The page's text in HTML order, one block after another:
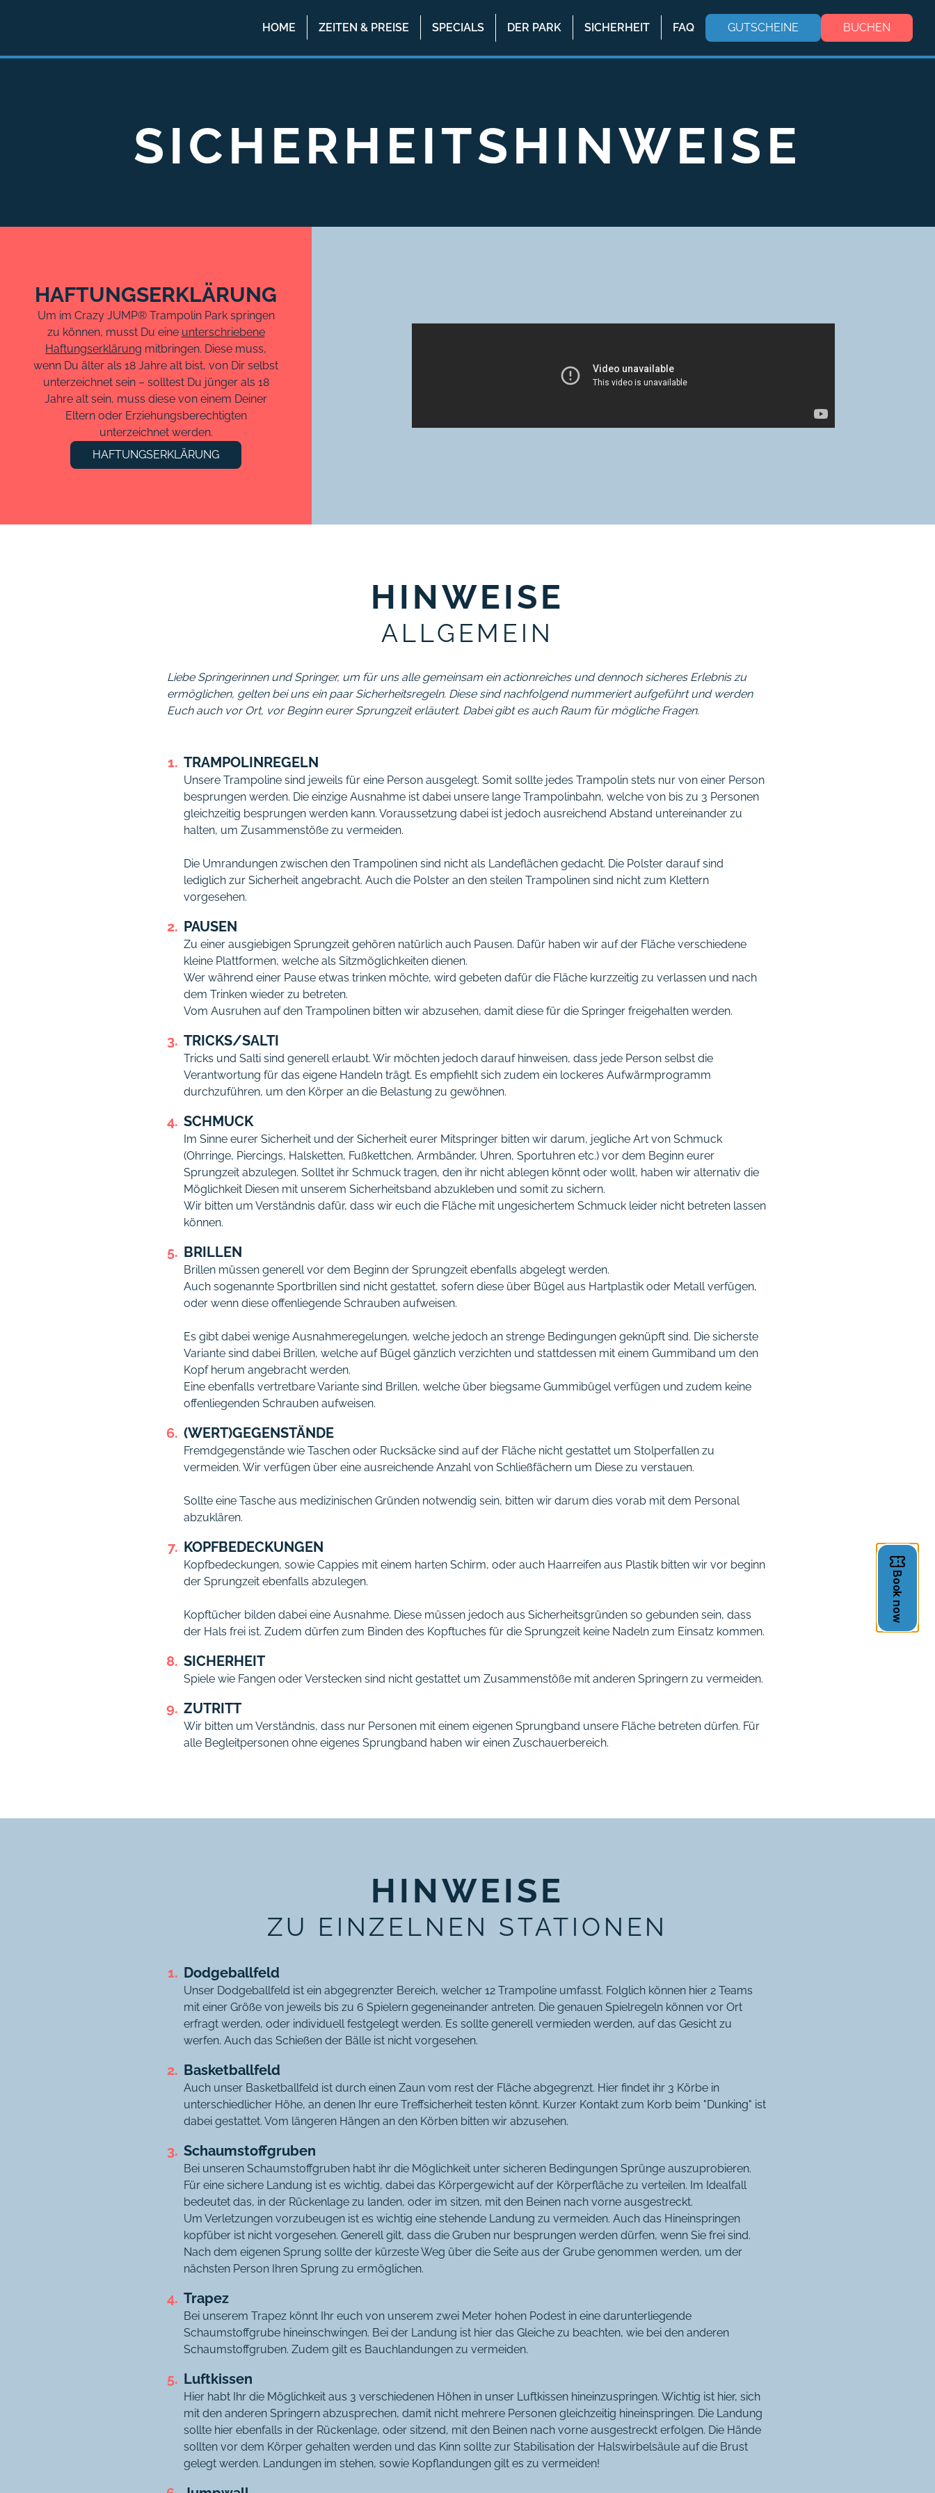
HOME ZEITEN & PREISE SPECIALS DER PARK SICHERHEIT FAQ GUTSCHEINE BUCHEN
SICHERHEITSHINWEISE
HAFTUNGSERKLÄRUNG
Um im Crazy JUMP® Trampolin Park springen
zu können, musst Du eine unterschriebene
Haftungserklärung mitbringen. Diese muss,
wenn Du älter als 18 Jahre alt bist, von Dir selbst
unterzeichnet sein – solltest Du jünger als 18
Jahre alt sein, muss diese von einem Deiner
Eltern oder Erziehungsberechtigten
unterzeichnet werden.
HAFTUNGSERKLÄRUNG
HINWEISE
ALLGEMEIN
Liebe Springerinnen und Springer, um für uns alle gemeinsam ein actionreiches und dennoch sicheres Erlebnis zu
ermöglichen, gelten bei uns ein paar Sicherheitsregeln. Diese sind nachfolgend nummeriert aufgeführt und werden
Euch auch vor Ort, vor Beginn eurer Sprungzeit erläutert. Dabei gibt es auch Raum für mögliche Fragen.
TRAMPOLINREGELN
Unsere Trampoline sind jeweils für eine Person ausgelegt. Somit sollte jedes Trampolin stets nur von einer Person
besprungen werden. Die einzige Ausnahme ist dabei unsere lange Trampolinbahn, welche von bis zu 3 Personen
gleichzeitig besprungen werden kann. Voraussetzung dabei ist jedoch ausreichend Abstand untereinander zu
halten, um Zusammenstöße zu vermeiden.
Die Umrandungen zwischen den Trampolinen sind nicht als Landeflächen gedacht. Die Polster darauf sind
lediglich zur Sicherheit angebracht. Auch die Polster an den steilen Trampolinen sind nicht zum Klettern
vorgesehen.
PAUSEN
Zu einer ausgiebigen Sprungzeit gehören natürlich auch Pausen. Dafür haben wir auf der Fläche verschiedene
kleine Plattformen, welche als Sitzmöglichkeiten dienen.
Wer während einer Pause etwas trinken möchte, wird gebeten dafür die Fläche kurzzeitig zu verlassen und nach
dem Trinken wieder zu betreten.
Vom Ausruhen auf den Trampolinen bitten wir abzusehen, damit diese für die Springer freigehalten werden.
TRICKS/SALTI
Tricks und Salti sind generell erlaubt. Wir möchten jedoch darauf hinweisen, dass jede Person selbst die
Verantwortung für das eigene Handeln trägt. Es empfiehlt sich zudem ein lockeres Aufwärmprogramm
durchzuführen, um den Körper an die Belastung zu gewöhnen.
SCHMUCK
Im Sinne eurer Sicherheit und der Sicherheit eurer Mitspringer bitten wir darum, jegliche Art von Schmuck
(Ohrringe, Piercings, Halsketten, Fußkettchen, Armbänder, Uhren, Sportuhren etc.) vor dem Beginn eurer
Sprungzeit abzulegen. Solltet ihr Schmuck tragen, den ihr nicht ablegen könnt oder wollt, haben wir alternativ die
Möglichkeit Diesen mit unserem Sicherheitsband abzukleben und somit zu sichern.
Wir bitten um Verständnis dafür, dass wir euch die Fläche mit ungesichertem Schmuck leider nicht betreten lassen
können.
BRILLEN
Brillen müssen generell vor dem Beginn der Sprungzeit ebenfalls abgelegt werden.
Auch sogenannte Sportbrillen sind nicht gestattet, sofern diese über Bügel aus Hartplastik oder Metall verfügen,
oder wenn diese offenliegende Schrauben aufweisen.
Es gibt dabei wenige Ausnahmeregelungen, welche jedoch an strenge Bedingungen geknüpft sind. Die sicherste
Variante sind dabei Brillen, welche auf Bügel gänzlich verzichten und stattdessen mit einem Gummiband um den
Kopf herum angebracht werden.
Eine ebenfalls vertretbare Variante sind Brillen, welche über biegsame Gummibügel verfügen und zudem keine
offenliegenden Schrauben aufweisen.
(WERT)GEGENSTÄNDE
Fremdgegenstände wie Taschen oder Rucksäcke sind auf der Fläche nicht gestattet um Stolperfallen zu
vermeiden. Wir verfügen über eine ausreichende Anzahl von Schließfächern um Diese zu verstauen.
Sollte eine Tasche aus medizinischen Gründen notwendig sein, bitten wir darum dies vorab mit dem Personal
abzuklären.
KOPFBEDECKUNGEN
Kopfbedeckungen, sowie Cappies mit einem harten Schirm, oder auch Haarreifen aus Plastik bitten wir vor beginn
der Sprungzeit ebenfalls abzulegen.
Kopftücher bilden dabei eine Ausnahme. Diese müssen jedoch aus Sicherheitsgründen so gebunden sein, dass
der Hals frei ist. Zudem dürfen zum Binden des Kopftuches für die Sprungzeit keine Nadeln zum Einsatz kommen.
SICHERHEIT
Spiele wie Fangen oder Verstecken sind nicht gestattet um Zusammenstöße mit anderen Springern zu vermeiden.
ZUTRITT
Wir bitten um Verständnis, dass nur Personen mit einem eigenen Sprungband unsere Fläche betreten dürfen. Für
alle Begleitpersonen ohne eigenes Sprungband haben wir einen Zuschauerbereich.
HINWEISE
ZU EINZELNEN STATIONEN
Dodgeballfeld
Unser Dodgeballfeld ist ein abgegrenzter Bereich, welcher 12 Trampoline umfasst. Folglich können hier 2 Teams
mit einer Größe von jeweils bis zu 6 Spielern gegeneinander antreten. Die genauen Spielregeln können vor Ort
erfragt werden, oder individuell festgelegt werden. Es sollte generell vermieden werden, auf das Gesicht zu
werfen. Auch das Schießen der Bälle ist nicht vorgesehen.
Basketballfeld
Auch unser Basketballfeld ist durch einen Zaun vom rest der Fläche abgegrenzt. Hier findet ihr 3 Körbe in
unterschiedlicher Höhe, an denen Ihr eure Treffsicherheit testen könnt. Kurzer Kontakt zum Korb beim "Dunking" ist
dabei gestattet. Vom längeren Hängen an den Körben bitten wir abzusehen.
Schaumstoffgruben
Bei unseren Schaumstoffgruben habt ihr die Möglichkeit unter sicheren Bedingungen Sprünge auszuprobieren.
Für eine sichere Landung ist es wichtig, dabei das Körpergewicht auf der Körperfläche zu verteilen. Im Idealfall
bedeutet das, in der Rückenlage zu landen, oder im sitzen, mit den Beinen nach vorne ausgestreckt.
Um Verletzungen vorzubeugen ist es wichtig eine stehende Landung zu vermeiden. Auch das Hineinspringen
kopfüber ist nicht vorgesehen. Generell gilt, dass die Gruben nur besprungen werden dürfen, wenn Sie frei sind.
Nach dem eigenen Sprung sollte der kürzeste Weg über die Seite aus der Grube genommen werden, um der
nächsten Person Ihren Sprung zu ermöglichen.
Trapez
Bei unserem Trapez könnt Ihr euch von unserem zwei Meter hohen Podest in eine darunterliegende
Schaumstoffgrube hineinschwingen. Bei der Landung ist hier das Gleiche zu beachten, wie bei den anderen
Schaumstoffgruben. Zudem gilt es Bauchlandungen zu vermeiden.
Luftkissen
Hier habt Ihr die Möglichkeit aus 3 verschiedenen Höhen in unser Luftkissen hineinzuspringen. Wichtig ist hier, sich
mit den anderen Springern abzusprechen, damit nicht mehrere Personen gleichzeitig hineinspringen. Die Landung
sollte hier ebenfalls in der Rückenlage, oder sitzend, mit den Beinen nach vorne ausgestreckt erfolgen. Die Hände
sollten vor dem Körper gehalten werden und das Kinn sollte zur Stabilisation der Halswirbelsäule auf die Brust
gelegt werden. Landungen im stehen, sowie Kopflandungen gilt es zu vermeiden!